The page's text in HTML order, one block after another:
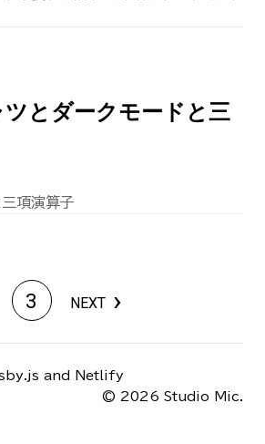
とダークモードと三
三項演算子
3 NEXT ›
and
Netlify
© 2026 Studio Mic.